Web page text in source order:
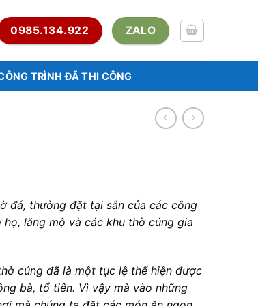
0985.134.922 ZALO
TRÌNH ĐÃ THI CÔNG
đá, thường đặt tại sân của các công
lăng mộ và các khu thờ cúng gia
cúng đã là một tục lệ thể hiện được
bà, tổ tiên. Vì vậy mà vào những